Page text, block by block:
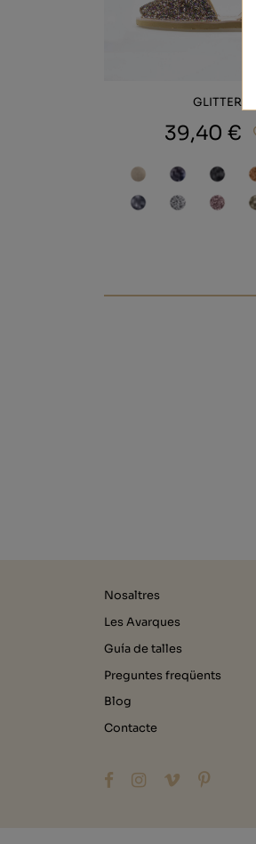
GLITTER
39,40 €
Nosaltres
Les Avarques
Guía de talles
Preguntes freqüents
Blog
Contacte